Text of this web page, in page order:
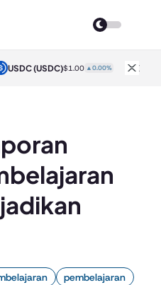
USDC(USDC)$1.00 ▲0.00% XRP
pembelajaran